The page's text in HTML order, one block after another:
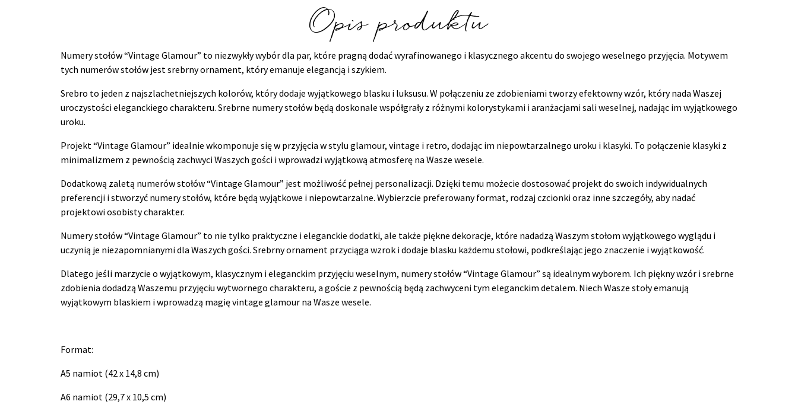
Opis produktu
Numery stołów “Vintage Glamour” to niezwykły wybór dla par, które pragną dodać wyrafinowanego i klasycznego akcentu do swojego weselnego przyjęcia. Motywem
tych numerów stołów jest srebrny ornament, który emanuje elegancją i szykiem.
Srebro to jeden z najszlachetniejszych kolorów, który dodaje wyjątkowego blasku i luksusu. W połączeniu ze zdobieniami tworzy efektowny wzór, który nada Waszej
uroczystości eleganckiego charakteru. Srebrne numery stołów będą doskonale współgrały z różnymi kolorystykami i aranżacjami sali weselnej, nadając im wyjątkowego
uroku.
Projekt “Vintage Glamour” idealnie wkomponuje się w przyjęcia w stylu glamour, vintage i retro, dodając im niepowtarzalnego uroku i klasyki. To połączenie klasyki z
minimalizmem z pewnością zachwyci Waszych gości i wprowadzi wyjątkową atmosferę na Wasze wesele.
Dodatkową zaletą numerów stołów “Vintage Glamour” jest możliwość pełnej personalizacji. Dzięki temu możecie dostosować projekt do swoich indywidualnych
preferencji i stworzyć numery stołów, które będą wyjątkowe i niepowtarzalne. Wybierzcie preferowany format, rodzaj czcionki oraz inne szczegóły, aby nadać
projektowi osobisty charakter.
Numery stołów “Vintage Glamour” to nie tylko praktyczne i eleganckie dodatki, ale także piękne dekoracje, które nadadzą Waszym stołom wyjątkowego wyglądu i
uczynią je niezapomnianymi dla Waszych gości. Srebrny ornament przyciąga wzrok i dodaje blasku każdemu stołowi, podkreślając jego znaczenie i wyjątkowość.
Dlatego jeśli marzycie o wyjątkowym, klasycznym i eleganckim przyjęciu weselnym, numery stołów “Vintage Glamour” są idealnym wyborem. Ich piękny wzór i srebrne
zdobienia dodadzą Waszemu przyjęciu wytwornego charakteru, a goście z pewnością będą zachwyceni tym eleganckim detalem. Niech Wasze stoły emanują
wyjątkowym blaskiem i wprowadzą magię vintage glamour na Wasze wesele.
Format:
A5 namiot (42 x 14,8 cm)
A6 namiot (29,7 x 10,5 cm)